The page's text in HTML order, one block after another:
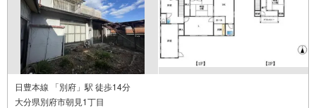
日豊本線 「別府」駅 徒歩14分
大分県別府市朝見1丁目